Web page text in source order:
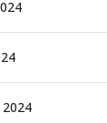
2024